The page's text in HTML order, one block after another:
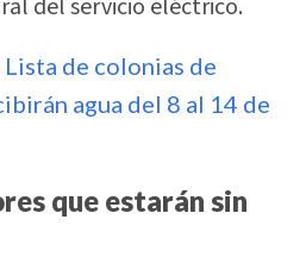
del servicio eléctrico.
Lista de colonias de
agua del 8 al 14 de
que estarán sin